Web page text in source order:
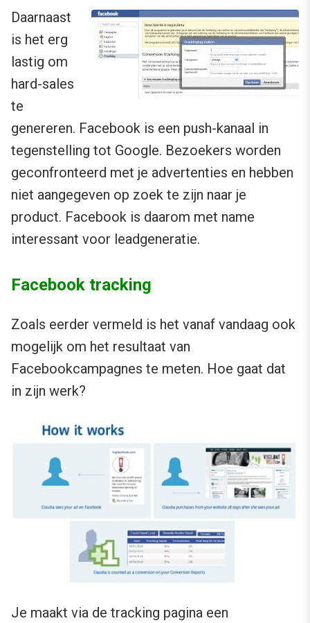
Daarnaast
is het erg
lastig om
hard-sales
te
genereren. Facebook is een push-kanaal in
tegenstelling tot Google. Bezoekers worden
geconfronteerd met je advertenties en hebben
niet aangegeven op zoek te zijn naar je
product. Facebook is daarom met name
interessant voor leadgeneratie.
Facebook tracking
Zoals eerder vermeld is het vanaf vandaag ook
mogelijk om het resultaat van
Facebookcampagnes te meten. Hoe gaat dat
in zijn werk?
Je maakt via de tracking pagina een